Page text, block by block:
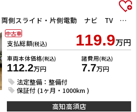
X ETC 全周囲カメラ 両側スライド・片側電動 ナビ TV クリアランスソナー 衝突被害軽減システム オートライト スマートキー アイドリングストップ 電動格納ミラー ベンチシート CVT
支払総額(税込) 119.9万円
車両本体価格(税込)
112.2万円
諸費用(税込)
7.7万円
法定整備：整備付
保証付 (1ヶ月・1000km )
中古車
高知高須店